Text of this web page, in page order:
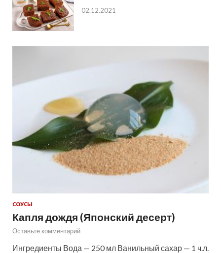
02.12.2021
СОУСЫ
Капля дождя (Японский десерт)
Оставьте комментарий
Ингредиенты Вода — 250 мл Ванильный сахар — 1 ч.л.